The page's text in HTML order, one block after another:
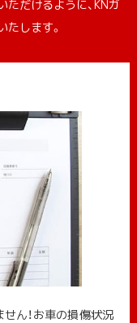
だけるように、KNガ
します。
ん！お車の損傷状況